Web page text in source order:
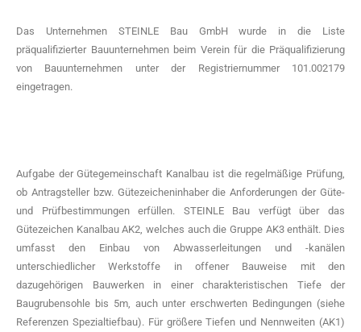
Das Unternehmen STEINLE Bau GmbH wurde in die Liste
präqualifizierter Bauunternehmen beim Verein für die Präqualifizierung
von Bauunternehmen unter der Registriernummer 101.002179
eingetragen.
Aufgabe der Gütegemeinschaft Kanalbau ist die regelmäßige Prüfung,
ob Antragsteller bzw. Gütezeicheninhaber die Anforderungen der Güte-
und Prüfbestimmungen erfüllen. STEINLE Bau verfügt über das
Gütezeichen Kanalbau AK2, welches auch die Gruppe AK3 enthält. Dies
umfasst den Einbau von Abwasserleitungen und -kanälen
unterschiedlicher Werkstoffe in offener Bauweise mit den
dazugehörigen Bauwerken in einer charakteristischen Tiefe der
Baugrubensohle bis 5m, auch unter erschwerten Bedingungen (siehe
Referenzen Spezialtiefbau). Für größere Tiefen und Nennweiten (AK1)